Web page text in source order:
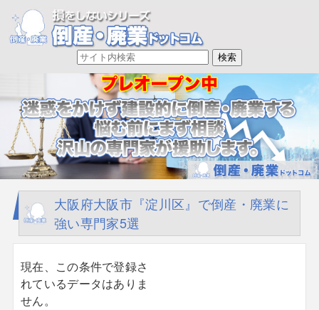
大阪府大阪市『淀川区』で倒産・廃業に
強い専門家5選
現在、この条件で登録さ
れているデータはありま
せん。